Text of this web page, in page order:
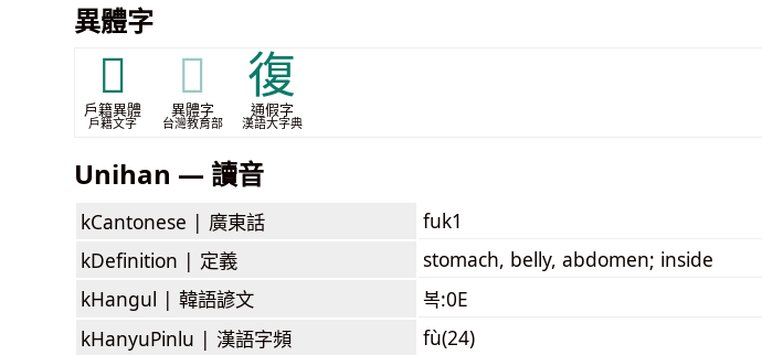
異體字
𦞶
戶籍異體
戶籍文字
𦞶
異體字
台灣教育部
復
通假字
漢語大字典
Unihan — 讀音
kCantonese | 廣東話
fuk1
kDefinition | 定義
stomach, belly, abdomen; inside
kHangul | 韓語諺文
복:0E
kHanyuPinlu | 漢語字頻
fù(24)